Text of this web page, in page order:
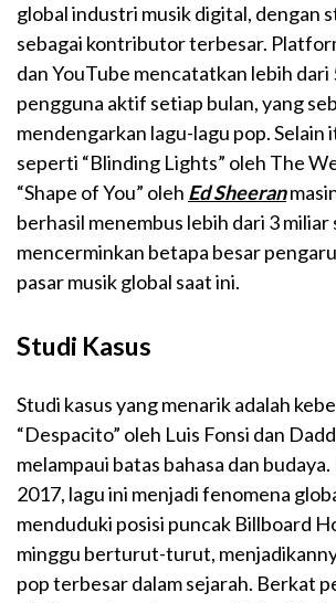
global industri musik digital, dengan
sebagai kontributor terbesar.
dan YouTube mencatatkan lebih dari
pengguna aktif setiap bulan, yang
mendengarkan lagu-lagu pop. Selain
seperti “Blinding Lights” oleh The
“Shape of You” oleh Ed Sheeran
berhasil menembus lebih dari 3
mencerminkan betapa besar
pasar musik global saat ini.
Studi Kasus
Studi kasus yang menarik adalah
“Despacito” oleh Luis Fonsi dan
melampaui batas bahasa dan
2017, lagu ini menjadi fenomena
menduduki posisi puncak Billboard
minggu berturut-turut,
pop terbesar dalam sejarah. Berkat